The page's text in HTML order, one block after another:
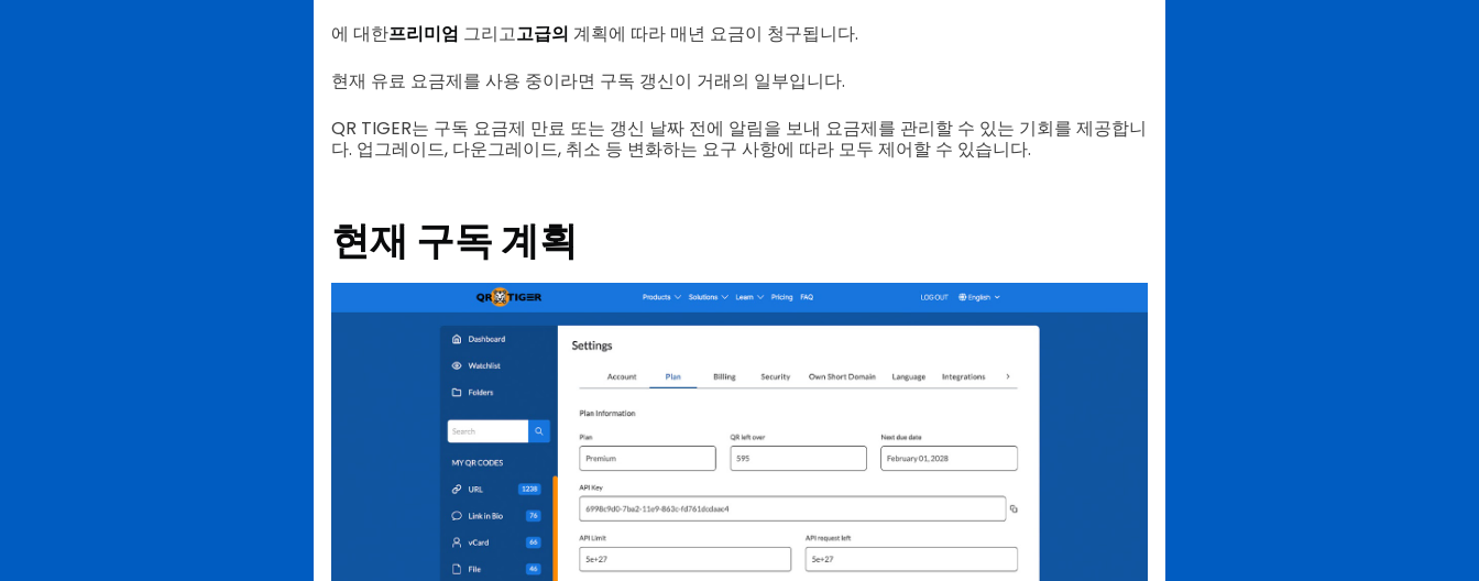
에 대한프리미엄 그리고고급의 계획에 따라 매년 요금이 청구됩니다.
현재 유료 요금제를 사용 중이라면 구독 갱신이 거래의 일부입니다.
QR TIGER는 구독 요금제 만료 또는 갱신 날짜 전에 알림을 보내 요금제를 관리할 수 있는 기회를 제공합니
다. 업그레이드, 다운그레이드, 취소 등 변화하는 요구 사항에 따라 모두 제어할 수 있습니다.
현재 구독 계획